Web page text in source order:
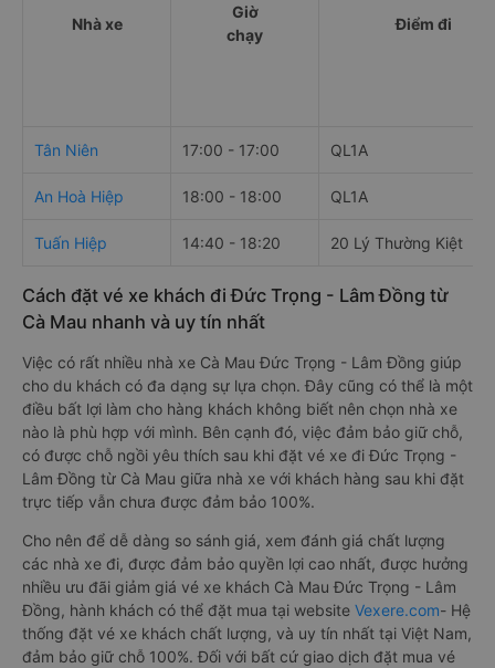
Nhà xe
Giờ
chạy
Điểm đi
Tân Niên 17:00 - 17:00 QL1A
An Hoà Hiệp 18:00 - 18:00 QL1A
Tuấn Hiệp 14:40 - 18:20 20 Lý Thường Kiệt
Cách đặt vé xe khách đi Đức Trọng - Lâm Đồng từ
Cà Mau nhanh và uy tín nhất
Việc có rất nhiều nhà xe Cà Mau Đức Trọng - Lâm Đồng giúp
cho du khách có đa dạng sự lựa chọn. Đây cũng có thể là một
điều bất lợi làm cho hàng khách không biết nên chọn nhà xe
nào là phù hợp với mình. Bên cạnh đó, việc đảm bảo giữ chỗ,
có được chỗ ngồi yêu thích sau khi đặt vé xe đi Đức Trọng -
Lâm Đồng từ Cà Mau giữa nhà xe với khách hàng sau khi đặt
trực tiếp vẫn chưa được đảm bảo 100%.
Cho nên để dễ dàng so sánh giá, xem đánh giá chất lượng
các nhà xe đi, được đảm bảo quyền lợi cao nhất, được hưởng
nhiều ưu đãi giảm giá vé xe khách Cà Mau Đức Trọng - Lâm
Đồng, hành khách có thể đặt mua tại website Vexere.com- Hệ
thống đặt vé xe khách chất lượng, và uy tín nhất tại Việt Nam,
đảm bảo giữ chỗ 100%. Đối với bất cứ giao dịch đặt mua vé